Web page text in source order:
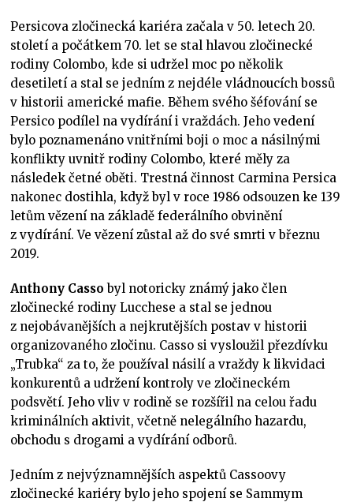
Persicova zločinecká kariéra začala v 50. letech 20.
století a počátkem 70. let se stal hlavou zločinecké
rodiny Colombo, kde si udržel moc po několik
desetiletí a stal se jedním z nejdéle vládnoucích bossů
v historii americké mafie. Během svého šéfování se
Persico podílel na vydírání i vraždách. Jeho vedení
bylo poznamenáno vnitřními boji o moc a násilnými
konflikty uvnitř rodiny Colombo, které měly za
následek četné oběti. Trestná činnost Carmina Persica
nakonec dostihla, když byl v roce 1986 odsouzen ke 139
letům vězení na základě federálního obvinění
z vydírání. Ve vězení zůstal až do své smrti v březnu
2019.
Anthony Casso byl notoricky známý jako člen
zločinecké rodiny Lucchese a stal se jednou
z nejobávanějších a nejkrutějších postav v historii
organizovaného zločinu. Casso si vysloužil přezdívku
„Trubka“ za to, že používal násilí a vraždy k likvidaci
konkurentů a udržení kontroly ve zločineckém
podsvětí. Jeho vliv v rodině se rozšířil na celou řadu
kriminálních aktivit, včetně nelegálního hazardu,
obchodu s drogami a vydírání odborů.
Jedním z nejvýznamnějších aspektů Cassoovy
zločinecké kariéry bylo jeho spojení se Sammym